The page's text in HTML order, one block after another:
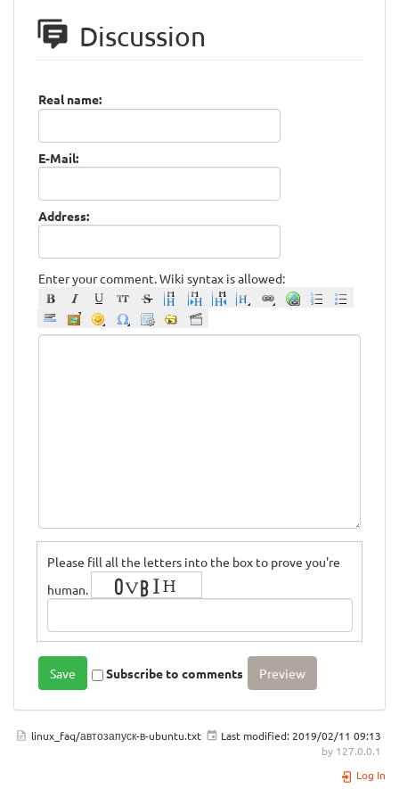
Discussion
Real name:
E-Mail:
Address:
Enter your comment. Wiki syntax is allowed:
Please fill all the letters into the box to prove you're
human.
Subscribe to comments
linux_faq/автозапуск-в-ubuntu.txt Last modified:2019/02/11 09:13
by 127.0.0.1
Log In